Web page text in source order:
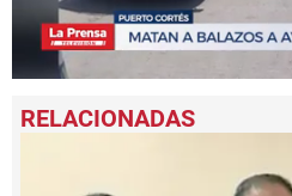
seconds
of